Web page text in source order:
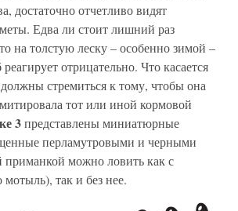
достаточно отчетливо видят
Едва ли стоит лишний раз
на толстую леску – особенно зимой –
отрицательно. Что касается
стремиться к тому, чтобы она
тот или иной кормовой
3представлены миниатюрные
перламутровыми и черными
приманкой можно ловить как с
так и без нее.